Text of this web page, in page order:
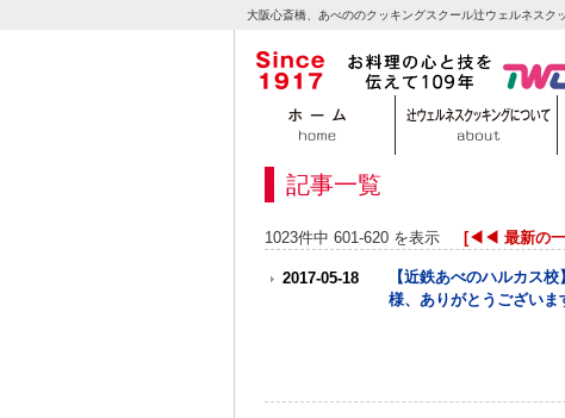
大阪心斎橋、あべののクッキングスクール辻ウェルネスク
記事一覧
1023件中 601-620 を表示 [◀◀ 最新の
2017-05-18
【近鉄あべのハルカス
様、ありがとうございま